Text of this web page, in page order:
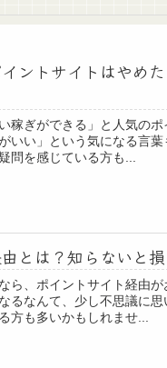
イントサイトはやめ
稼ぎができる」と人気の
いい」という気になる言
問を感じている方も...
とは？知らないと
ら、ポイントサイト経由
るなんて、少し不思議に
方も多いかもしれませ...